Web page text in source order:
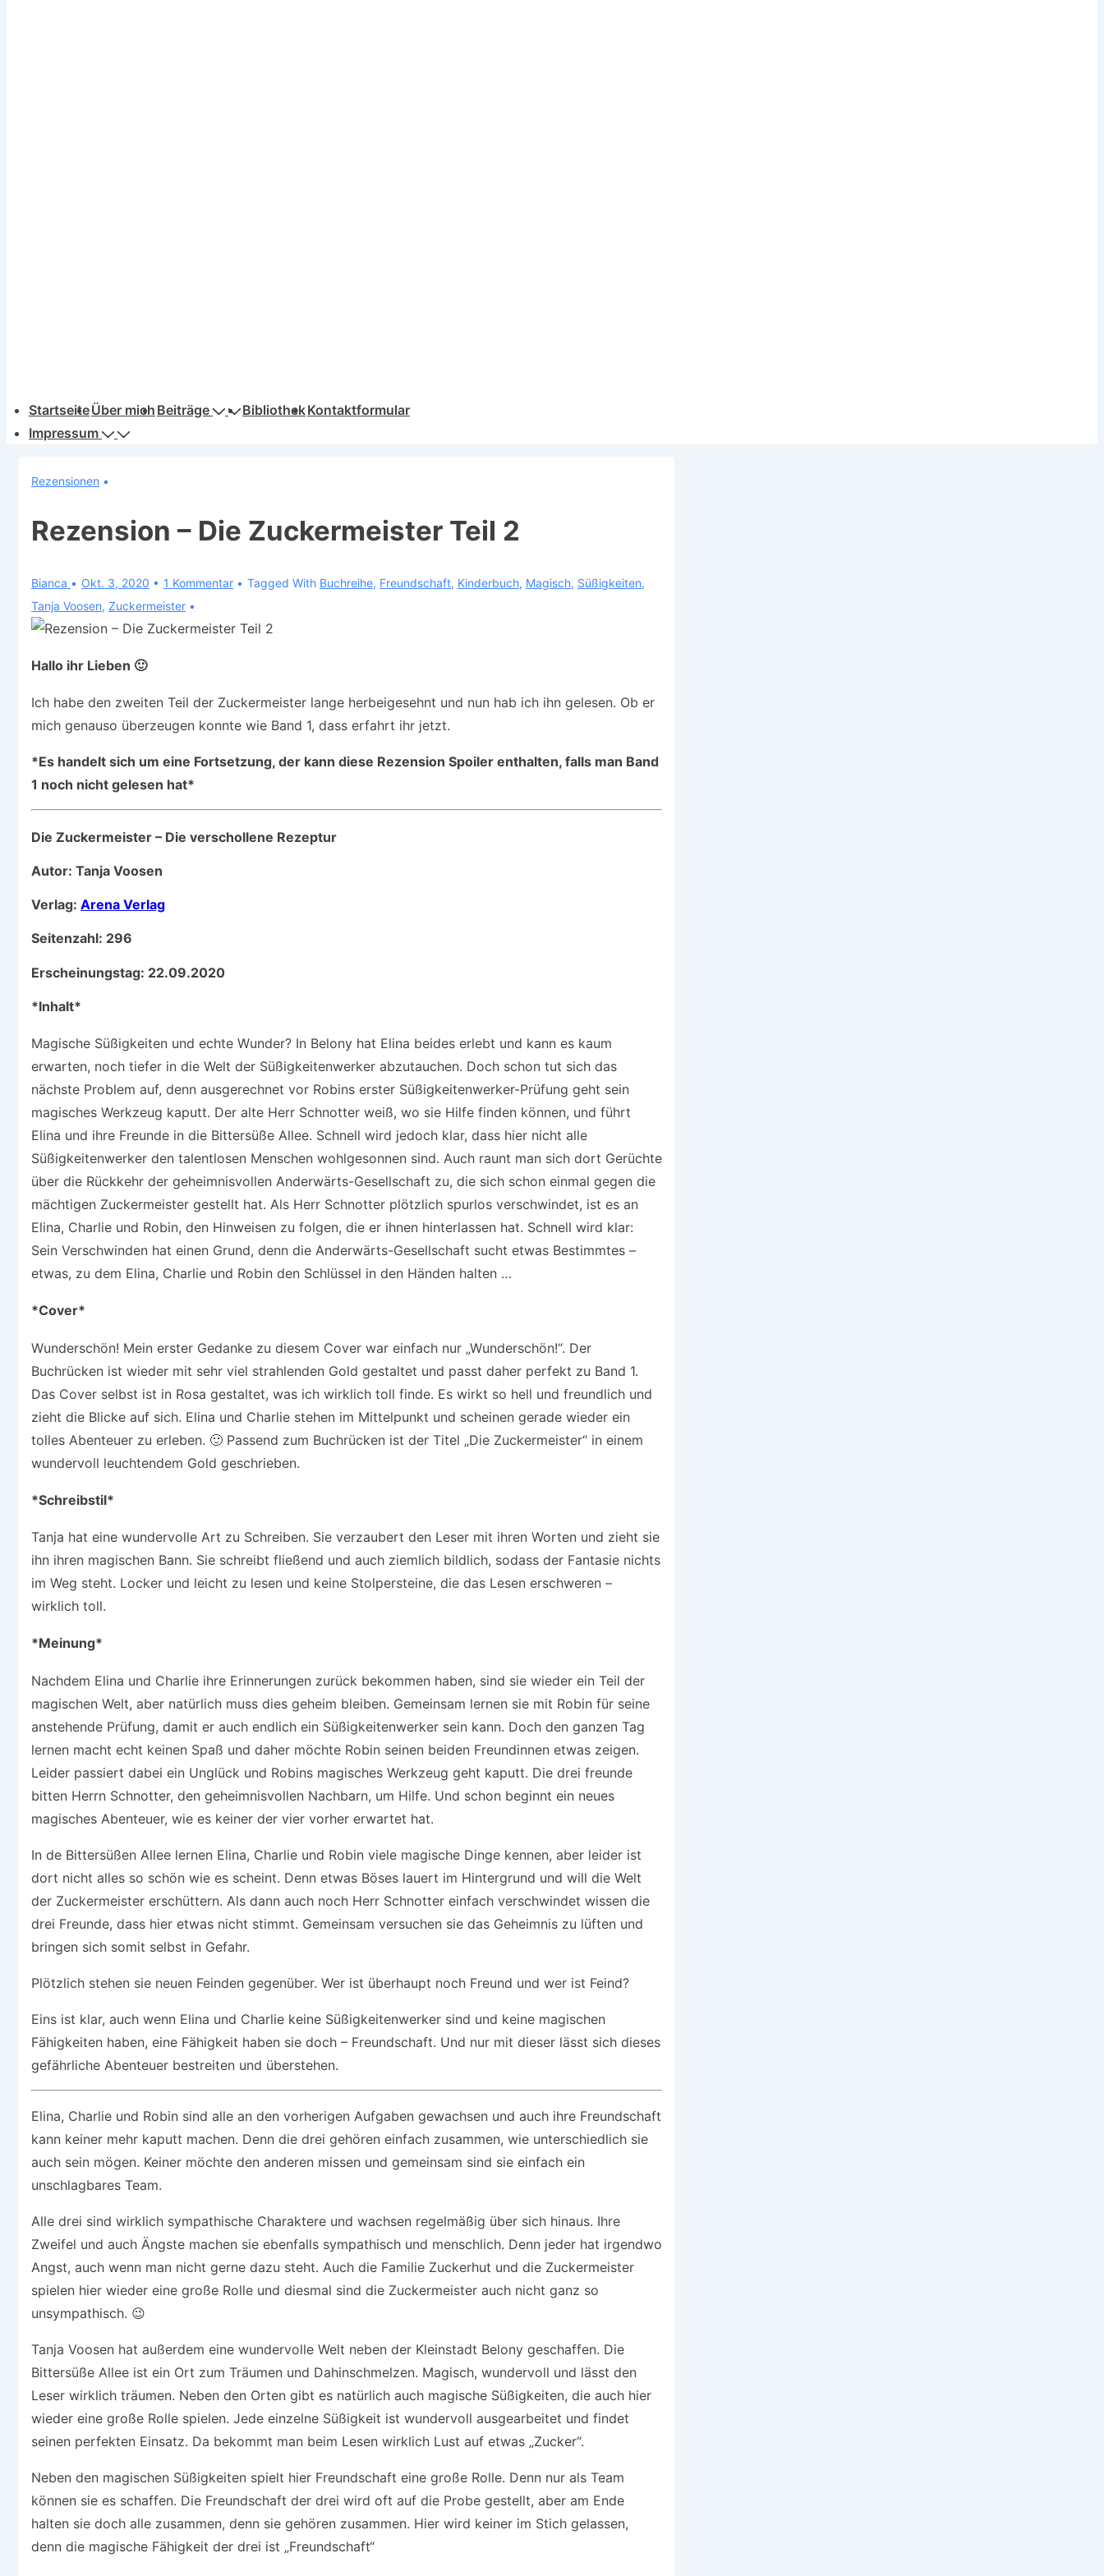
StartseiteÜber mich Beiträge BibliothekKontaktformular
Impressum
Rezensionen
Rezension – Die Zuckermeister Teil 2
Bianca Okt. 3, 2020 1 Kommentar Tagged With Buchreihe, Freundschaft, Kinderbuch, Magisch, Süßigkeiten,
Tanja Voosen, Zuckermeister
Hallo ihr Lieben 🙂
Ich habe den zweiten Teil der Zuckermeister lange herbeigesehnt und nun hab ich ihn gelesen. Ob er
mich genauso überzeugen konnte wie Band 1, dass erfahrt ihr jetzt.
*Es handelt sich um eine Fortsetzung, der kann diese Rezension Spoiler enthalten, falls man Band
1 noch nicht gelesen hat*
Die Zuckermeister – Die verschollene Rezeptur
Autor: Tanja Voosen
Verlag: Arena Verlag
Seitenzahl: 296
Erscheinungstag: 22.09.2020
*Inhalt*
Magische Süßigkeiten und echte Wunder? In Belony hat Elina beides erlebt und kann es kaum
erwarten, noch tiefer in die Welt der Süßigkeitenwerker abzutauchen. Doch schon tut sich das
nächste Problem auf, denn ausgerechnet vor Robins erster Süßigkeitenwerker-Prüfung geht sein
magisches Werkzeug kaputt. Der alte Herr Schnotter weiß, wo sie Hilfe finden können, und führt
Elina und ihre Freunde in die Bittersüße Allee. Schnell wird jedoch klar, dass hier nicht alle
Süßigkeitenwerker den talentlosen Menschen wohlgesonnen sind. Auch raunt man sich dort Gerüchte
über die Rückkehr der geheimnisvollen Anderwärts-Gesellschaft zu, die sich schon einmal gegen die
mächtigen Zuckermeister gestellt hat. Als Herr Schnotter plötzlich spurlos verschwindet, ist es an
Elina, Charlie und Robin, den Hinweisen zu folgen, die er ihnen hinterlassen hat. Schnell wird klar:
Sein Verschwinden hat einen Grund, denn die Anderwärts-Gesellschaft sucht etwas Bestimmtes –
etwas, zu dem Elina, Charlie und Robin den Schlüssel in den Händen halten …
*Cover*
Wunderschön! Mein erster Gedanke zu diesem Cover war einfach nur „Wunderschön!“. Der
Buchrücken ist wieder mit sehr viel strahlenden Gold gestaltet und passt daher perfekt zu Band 1.
Das Cover selbst ist in Rosa gestaltet, was ich wirklich toll finde. Es wirkt so hell und freundlich und
zieht die Blicke auf sich. Elina und Charlie stehen im Mittelpunkt und scheinen gerade wieder ein
tolles Abenteuer zu erleben. 🙂 Passend zum Buchrücken ist der Titel „Die Zuckermeister“ in einem
wundervoll leuchtendem Gold geschrieben.
*Schreibstil*
Tanja hat eine wundervolle Art zu Schreiben. Sie verzaubert den Leser mit ihren Worten und zieht sie
ihn ihren magischen Bann. Sie schreibt fließend und auch ziemlich bildlich, sodass der Fantasie nichts
im Weg steht. Locker und leicht zu lesen und keine Stolpersteine, die das Lesen erschweren –
wirklich toll.
*Meinung*
Nachdem Elina und Charlie ihre Erinnerungen zurück bekommen haben, sind sie wieder ein Teil der
magischen Welt, aber natürlich muss dies geheim bleiben. Gemeinsam lernen sie mit Robin für seine
anstehende Prüfung, damit er auch endlich ein Süßigkeitenwerker sein kann. Doch den ganzen Tag
lernen macht echt keinen Spaß und daher möchte Robin seinen beiden Freundinnen etwas zeigen.
Leider passiert dabei ein Unglück und Robins magisches Werkzeug geht kaputt. Die drei freunde
bitten Herrn Schnotter, den geheimnisvollen Nachbarn, um Hilfe. Und schon beginnt ein neues
magisches Abenteuer, wie es keiner der vier vorher erwartet hat.
In de Bittersüßen Allee lernen Elina, Charlie und Robin viele magische Dinge kennen, aber leider ist
dort nicht alles so schön wie es scheint. Denn etwas Böses lauert im Hintergrund und will die Welt
der Zuckermeister erschüttern. Als dann auch noch Herr Schnotter einfach verschwindet wissen die
drei Freunde, dass hier etwas nicht stimmt. Gemeinsam versuchen sie das Geheimnis zu lüften und
bringen sich somit selbst in Gefahr.
Plötzlich stehen sie neuen Feinden gegenüber. Wer ist überhaupt noch Freund und wer ist Feind?
Eins ist klar, auch wenn Elina und Charlie keine Süßigkeitenwerker sind und keine magischen
Fähigkeiten haben, eine Fähigkeit haben sie doch – Freundschaft. Und nur mit dieser lässt sich dieses
gefährliche Abenteuer bestreiten und überstehen.
Elina, Charlie und Robin sind alle an den vorherigen Aufgaben gewachsen und auch ihre Freundschaft
kann keiner mehr kaputt machen. Denn die drei gehören einfach zusammen, wie unterschiedlich sie
auch sein mögen. Keiner möchte den anderen missen und gemeinsam sind sie einfach ein
unschlagbares Team.
Alle drei sind wirklich sympathische Charaktere und wachsen regelmäßig über sich hinaus. Ihre
Zweifel und auch Ängste machen sie ebenfalls sympathisch und menschlich. Denn jeder hat irgendwo
Angst, auch wenn man nicht gerne dazu steht. Auch die Familie Zuckerhut und die Zuckermeister
spielen hier wieder eine große Rolle und diesmal sind die Zuckermeister auch nicht ganz so
unsympathisch. 😉
Tanja Voosen hat außerdem eine wundervolle Welt neben der Kleinstadt Belony geschaffen. Die
Bittersüße Allee ist ein Ort zum Träumen und Dahinschmelzen. Magisch, wundervoll und lässt den
Leser wirklich träumen. Neben den Orten gibt es natürlich auch magische Süßigkeiten, die auch hier
wieder eine große Rolle spielen. Jede einzelne Süßigkeit ist wundervoll ausgearbeitet und findet
seinen perfekten Einsatz. Da bekommt man beim Lesen wirklich Lust auf etwas „Zucker“.
Neben den magischen Süßigkeiten spielt hier Freundschaft eine große Rolle. Denn nur als Team
können sie es schaffen. Die Freundschaft der drei wird oft auf die Probe gestellt, aber am Ende
halten sie doch alle zusammen, denn sie gehören zusammen. Hier wird keiner im Stich gelassen,
denn die magische Fähigkeit der drei ist „Freundschaft“